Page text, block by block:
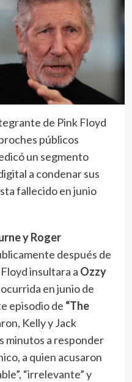
de Pink Floyd
públicos
un segmento
a condenar sus
fallecido en junio
y Roger
después de
insultara a Ozzy
en junio de
episodio de “The
Kelly y Jack
minutos a responder
a quien acusaron
“irrelevante” y